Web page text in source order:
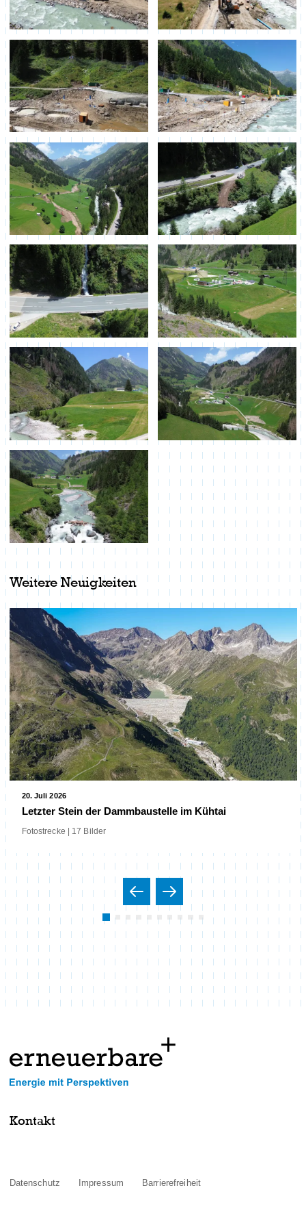
Weitere Neuigkeiten
20. Juli 2026
Letzter Stein der Dammbaustelle im Kühtai
Fotostrecke | 17 Bilder
Kontakt
Datenschutz Impressum Barrierefreiheit